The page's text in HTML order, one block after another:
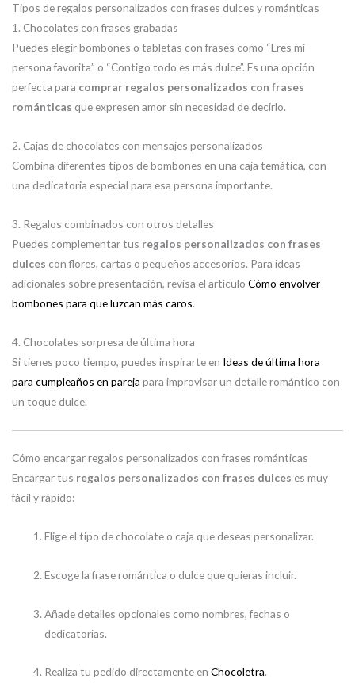
Tipos de regalos personalizados con frases dulces y románticas
1. Chocolates con frases grabadas
Puedes elegir bombones o tabletas con frases como “Eres mi
persona favorita” o “Contigo todo es más dulce”. Es una opción
perfecta para comprar regalos personalizados con frases
románticas que expresen amor sin necesidad de decirlo.
2. Cajas de chocolates con mensajes personalizados
Combina diferentes tipos de bombones en una caja temática, con
una dedicatoria especial para esa persona importante.
3. Regalos combinados con otros detalles
Puedes complementar tus regalos personalizados con frases
dulces con flores, cartas o pequeños accesorios. Para ideas
adicionales sobre presentación, revisa el artículo Cómo envolver
bombones para que luzcan más caros.
4. Chocolates sorpresa de última hora
Si tienes poco tiempo, puedes inspirarte en Ideas de última hora
para cumpleaños en pareja para improvisar un detalle romántico con
un toque dulce.
Cómo encargar regalos personalizados con frases románticas
Encargar tus regalos personalizados con frases dulces es muy
fácil y rápido:
Elige el tipo de chocolate o caja que deseas personalizar.
Escoge la frase romántica o dulce que quieras incluir.
Añade detalles opcionales como nombres, fechas o
dedicatorias.
Realiza tu pedido directamente enChocoletra.